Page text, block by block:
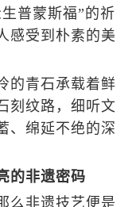
普蒙斯福”的祈
感受到朴素的美
青石承载着鲜
刻纹路，细听文
、绵延不绝的深
的非遗密码
非遗技艺便是